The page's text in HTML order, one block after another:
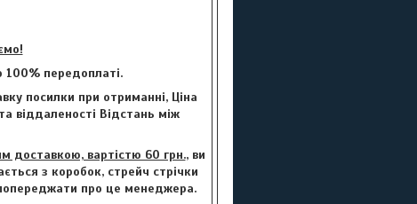
передоплаті.
посилки при отриманні, Ціна
віддаленості Відстань між
доставкою, вартістю 60 грн., ви
з коробок, стрейч стрічки
попереджати про це менеджера.